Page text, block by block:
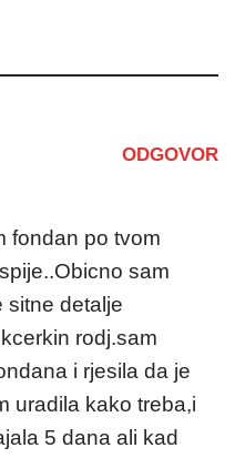
ODGOVOR
fondan po tvom
sam
sitne detalje
rodj.sam
i rjesila da je
uradila kako treba,i
5 dana ali kad